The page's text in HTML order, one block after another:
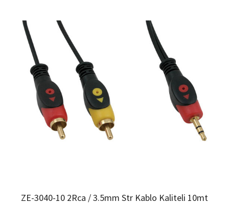
ZE-3040-10 2Rca / 3.5mm Str Kablo Kaliteli 10mt